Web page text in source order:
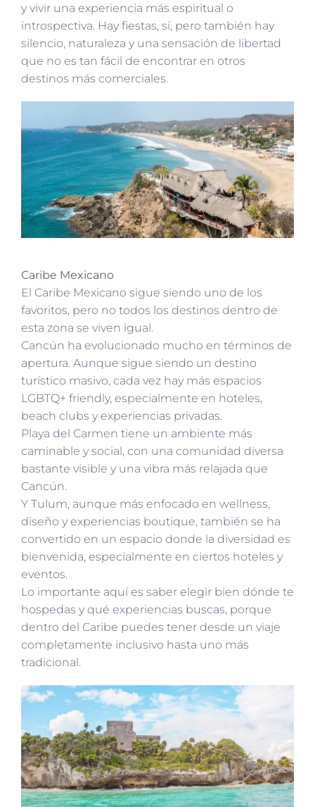
y vivir una experiencia más espiritual o
introspectiva. Hay fiestas, sí, pero también hay
silencio, naturaleza y una sensación de libertad
que no es tan fácil de encontrar en otros
destinos más comerciales.
Caribe Mexicano
El Caribe Mexicano sigue siendo uno de los
favoritos, pero no todos los destinos dentro de
esta zona se viven igual.
Cancún ha evolucionado mucho en términos de
apertura. Aunque sigue siendo un destino
turístico masivo, cada vez hay más espacios
LGBTQ+ friendly, especialmente en hoteles,
beach clubs y experiencias privadas.
Playa del Carmen tiene un ambiente más
caminable y social, con una comunidad diversa
bastante visible y una vibra más relajada que
Cancún.
Y Tulum, aunque más enfocado en wellness,
diseño y experiencias boutique, también se ha
convertido en un espacio donde la diversidad es
bienvenida, especialmente en ciertos hoteles y
eventos.
Lo importante aquí es saber elegir bien dónde te
hospedas y qué experiencias buscas, porque
dentro del Caribe puedes tener desde un viaje
completamente inclusivo hasta uno más
tradicional.